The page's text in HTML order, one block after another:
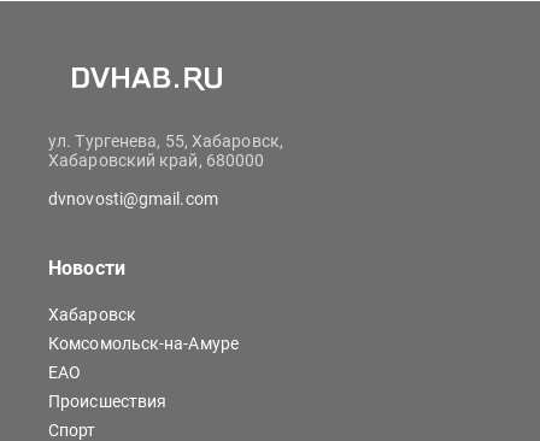
ул. Тургенева, 55, Хабаровск,
Хабаровский край, 680000
dvnovosti@gmail.com
Новости
Хабаровск
Комсомольск-на-Амуре
ЕАО
Происшествия
Спорт